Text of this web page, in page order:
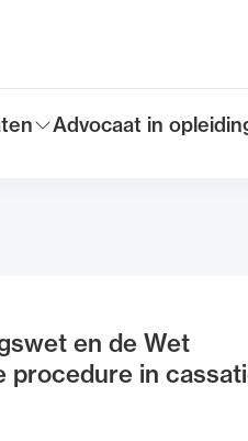
voorToon submenu voor
Advocaat in
en de Wet
procedure in